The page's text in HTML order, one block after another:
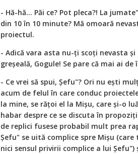
- Hă-hă... Păi ce? Pot pleca?! La
din 10 în 10 minute? Mă omoară
proiectul.
- Adică vara asta nu-ți scoți nevasta
greșeală, Gogule! Se pare că mai ai
- Ce vrei să spui, Șefu"? Ori nu ești
acum de felul în care conduc
la mine, se rățoi el la Mișu, care și-o
habar despre ce se discuta în
de replici fusese probabil mult prea
Șefu" se uită complice spre Mișu
nici sensul privirii complice a lui Șefu")